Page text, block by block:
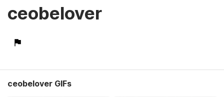
ceobelover
ceobelover GIFs